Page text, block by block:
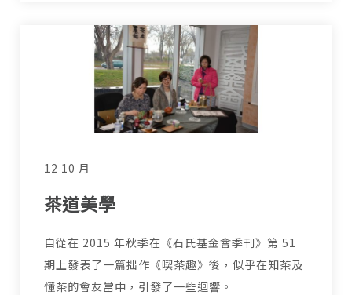
12 10 月
茶道美學
自從在 2015 年秋季在《石氏基金會季刊》第 51
期上發表了一篇拙作《喫茶趣》後，似乎在知茶及
懂茶的會友當中，引發了一些迴響。